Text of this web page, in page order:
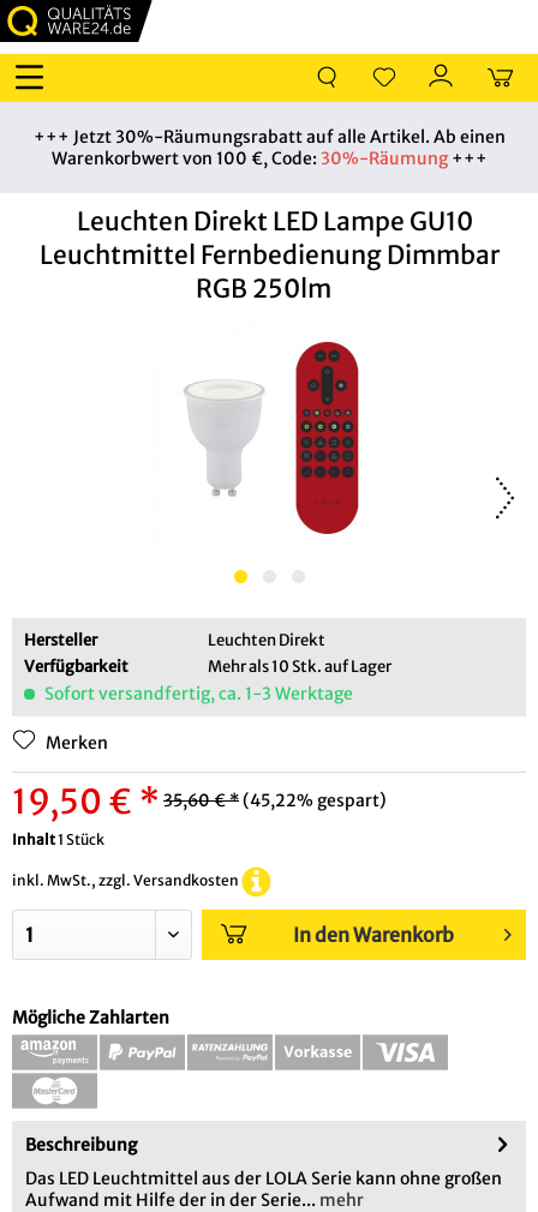
+++ Jetzt 30%-Räumungsrabatt auf alle Artikel. Ab einen
Warenkorbwert von 100 €, Code: 30%-Räumung+++
Leuchten Direkt LED Lampe GU10
Leuchtmittel Fernbedienung Dimmbar
RGB 250lm
Hersteller
Leuchten Direkt
Verfügbarkeit
Mehr als 10 Stk. auf Lager
Sofort versandfertig, ca. 1-3 Werktage
Merken
19,50 € * 35,60 € *(45,22% gespart)
Inhalt1 Stück
inkl. MwSt., zzgl. Versandkosten
In den Warenkorb
Mögliche Zahlarten
Beschreibung
Das LED Leuchtmittel aus der LOLA Serie kann ohne großen
Aufwand mit Hilfe der in der Serie... mehr